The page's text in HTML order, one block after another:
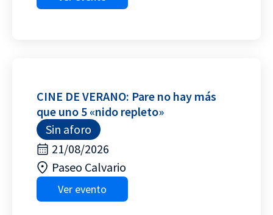
CINE DE VERANO: Pare no hay más
que uno 5 «nido repleto»
Sin aforo
21/08/2026
Paseo Calvario
Ver evento